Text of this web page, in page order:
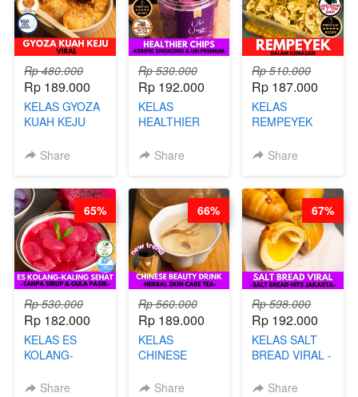
Rp 480.000
Rp 189.000
KELAS GYOZA
KUAH KEJU
CHEF DITA
Share
Rp 530.000
Rp 192.000
KELAS
HEALTHIER
KERIPIK
BY CHEF DITA
Share
Rp 510.000
Rp 187.000
KELAS
REMPEYEK
KEMASAN - BY
Share
Rp 530.000
Rp 182.000
KELAS ES
KOLANG-
- TANPA SIRUP
Share
65%
Rp 560.000
Rp 189.000
KELAS
CHINESE
- HERBAL SKIN
Share
66%
Rp 598.000
Rp 192.000
KELAS SALT
BREAD VIRAL -
HITS JAKARTA
Share
67%